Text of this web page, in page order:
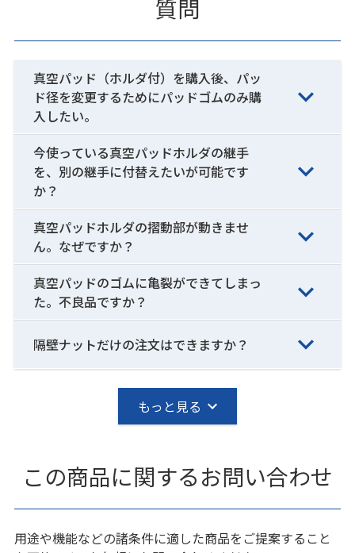
質問
真空パッド（ホルダ付）を購入後、パッ
ド径を変更するためにパッドゴムのみ購
入したい。
今使っている真空パッドホルダの継手
を、別の継手に付替えたいが可能です
か？
真空パッドホルダの摺動部が動きませ
ん。なぜですか？
真空パッドのゴムに亀裂ができてしまっ
た。不良品ですか？
隔壁ナットだけの注文はできますか？
もっと見る
この商品に関するお問い合わせ
用途や機能などの諸条件に適した商品をご提案すること